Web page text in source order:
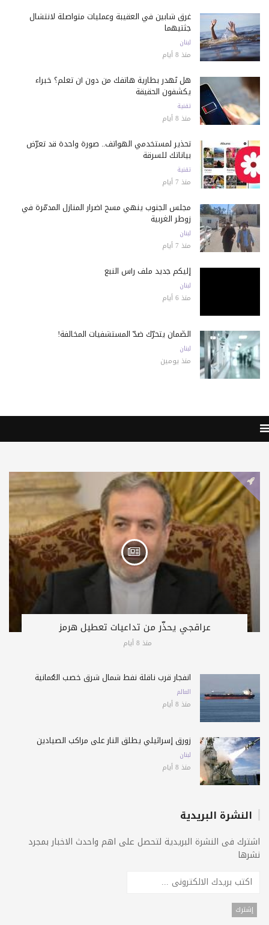
غرق شابين في العقيبة وعمليات متواصلة لانتشال
جثتيهما
لبنان
منذ 8 أيام
هل تُهدر بطارية هاتفك من دون أن تعلم؟ خبراء
يكشفون الحقيقة
تقنية
منذ 8 أيام
تحذير لمستخدمي الهواتف.. صورة واحدة قد تعرّض
بياناتك للسرقة
تقنية
منذ 7 أيام
مجلس الجنوب ينهي مسح أضرار المنازل المدمّرة في
زوطر الغربية
لبنان
منذ 7 أيام
إليكم جديد ملف رأس النبع
لبنان
منذ 6 أيام
الضّمان يتحرّك ضدّ المستشفيات المخالفة!
لبنان
منذ يومين
عراقجي يحذّر من تداعيات تعطيل هرمز
منذ 8 أيام
انفجار قرب ناقلة نفط شمال شرق خصب العُمانية
العالم
منذ 8 أيام
زورق إسرائيلي يطلق النار على مراكب الصيادين
لبنان
منذ 8 أيام
النشرة البريدية
اشترك فى النشرة البريدية لتحصل على اهم واحدث الاخبار بمجرد
نشرها